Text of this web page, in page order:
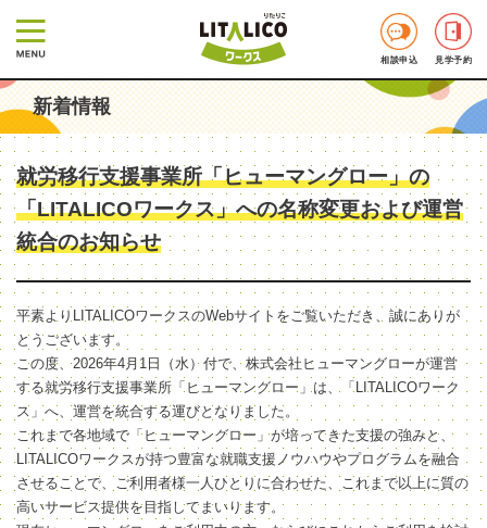
相談申込 見学予約
新着情報
就労移行支援事業所「ヒューマングロー」の
「LITALICOワークス」への名称変更および運営
統合のお知らせ
平素よりLITALICOワークスのWebサイトをご覧いただき、誠にありが
とうございます。
この度、2026年4月1日（水）付で、株式会社ヒューマングローが運営
する就労移行支援事業所「ヒューマングロー」は、「LITALICOワーク
ス」へ、運営を統合する運びとなりました。
これまで各地域で「ヒューマングロー」が培ってきた支援の強みと、
LITALICOワークスが持つ豊富な就職支援ノウハウやプログラムを融合
させることで、ご利用者様一人ひとりに合わせた、これまで以上に質の
高いサービス提供を目指してまいります。